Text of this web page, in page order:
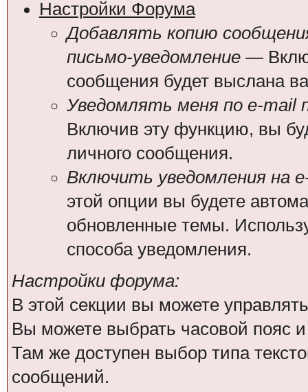
Настройки Форума
Добавлять копию
письмо-уведомление—
сообщения будет выслана
Уведомлять меня по e-mail
Включив эту функцию, вы
личного сообщения.
Включить уведомления на
этой опции вы будете
обновленные темы.
способа уведомления.
Настройки форума:
В этой секции вы можете
Вы можете выбрать часовой пояс
Там же доступен выбор типа
сообщений.